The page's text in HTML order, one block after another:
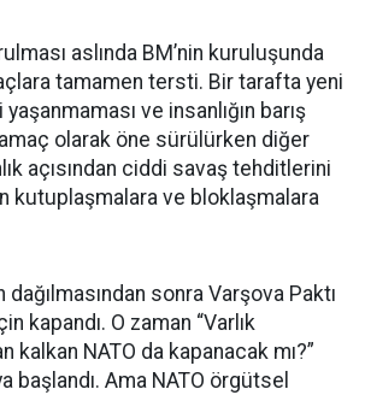
aslında BM’nin kuruluşunda
tamamen tersti. Bir tarafta yeni
ve insanlığın barış
olarak öne sürülürken diğer
açısından ciddi savaş tehditlerini
kutuplaşmalara ve bloklaşmalara
dağılmasından sonra Varşova Paktı
kapandı. O zaman “Varlık
kalkan NATO da kapanacak mı?”
başlandı. Ama NATO örgütsel